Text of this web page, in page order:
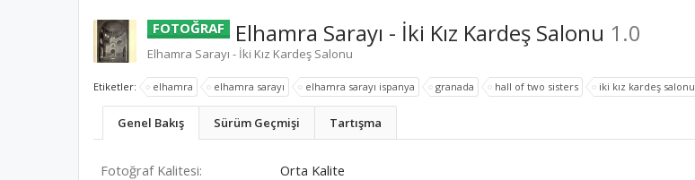
FOTOĞRAF Elhamra Sarayı - İki Kız Kardeş Salonu 1.0
Elhamra Sarayı - İki Kız Kardeş Salonu
Etiketler: elhamra elhamra sarayı elhamra sarayı ispanya granada hall of two sisters iki kız kardeş salonu
Genel Bakış Sürüm Geçmişi Tartışma
Fotoğraf Kalitesi:
Orta Kalite